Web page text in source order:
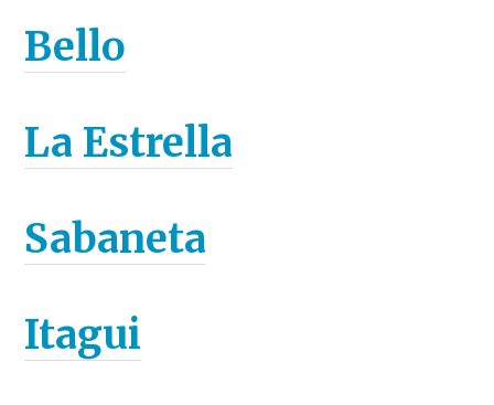
Bello
La Estrella
Sabaneta
Itagui